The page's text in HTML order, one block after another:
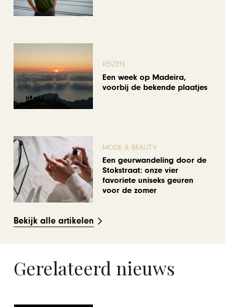
REIZEN
Een week op Madeira,
voorbij de bekende plaatjes
MODE & BEAUTY
Een geurwandeling door de
Stokstraat: onze vier
favoriete uniseks geuren
voor de zomer
Bekijk alle artikelen
Gerelateerd nieuws